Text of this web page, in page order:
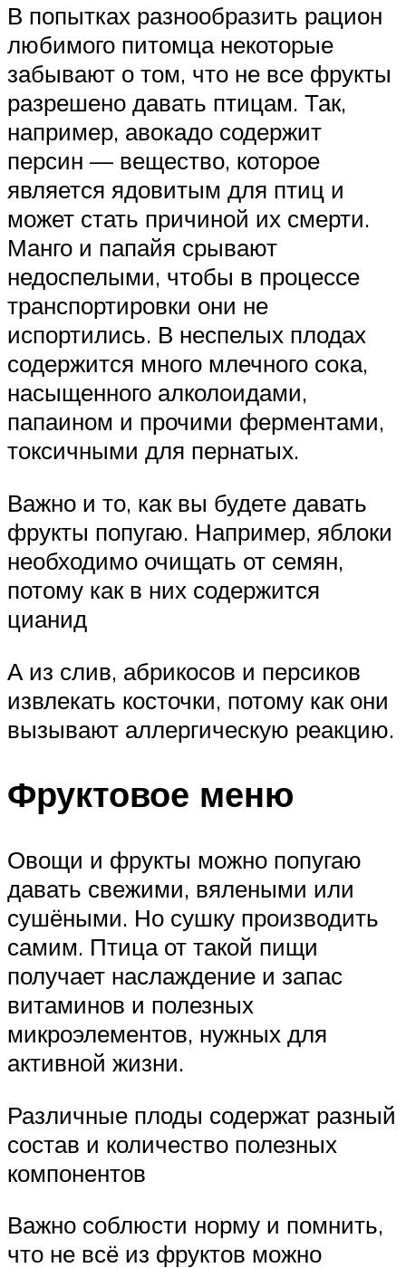
В попытках разнообразить рацион
любимого питомца некоторые
забывают о том, что не все фрукты
разрешено давать птицам. Так,
например, авокадо содержит
персин — вещество, которое
является ядовитым для птиц и
может стать причиной их смерти.
Манго и папайя срывают
недоспелыми, чтобы в процессе
транспортировки они не
испортились. В неспелых плодах
содержится много млечного сока,
насыщенного алколоидами,
папаином и прочими ферментами,
токсичными для пернатых.
Важно и то, как вы будете давать
фрукты попугаю. Например, яблоки
необходимо очищать от семян,
потому как в них содержится
цианид
А из слив, абрикосов и персиков
извлекать косточки, потому как они
вызывают аллергическую реакцию.
Фруктовое меню
Овощи и фрукты можно попугаю
давать свежими, вялеными или
сушёными. Но сушку производить
самим. Птица от такой пищи
получает наслаждение и запас
витаминов и полезных
микроэлементов, нужных для
активной жизни.
Различные плоды содержат разный
состав и количество полезных
компонентов
Важно соблюсти норму и помнить,
что не всё из фруктов можно